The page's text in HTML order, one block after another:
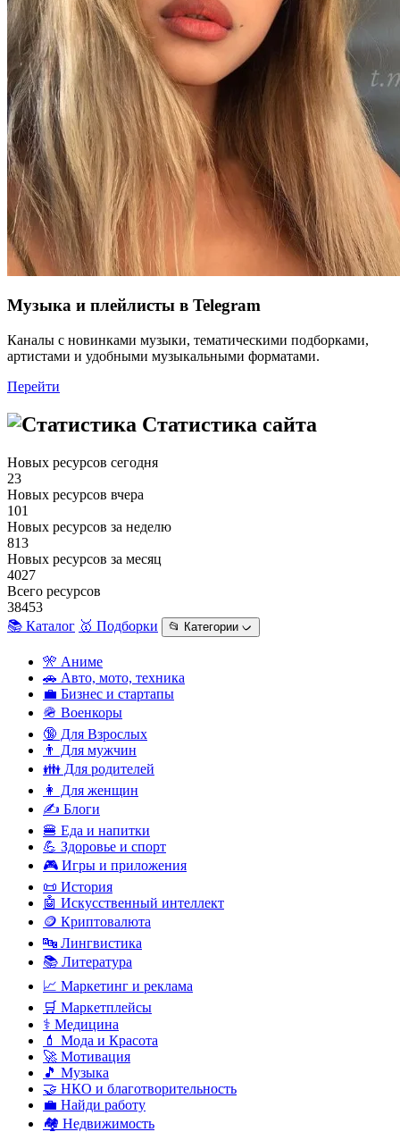
Музыка и плейлисты в Telegram
Каналы с новинками музыки, тематическими подборками,
артистами и удобными музыкальными форматами.
Перейти
Статистика сайта
Новых ресурсов сегодня
23
Новых ресурсов вчера
101
Новых ресурсов за неделю
813
Новых ресурсов за месяц
4027
Всего ресурсов
38453
📚 Каталог 🥇 Подборки 📂 Категории ᨆ
🎌 Аниме
🚗 Авто, мото, техника
💼 Бизнес и стартапы
🪖 Военкоры
🔞 Для Взрослых
👨 Для мужчин
👪 Для родителей
👩 Для женщин
✍️ Блоги
🍔 Еда и напитки
💪 Здоровье и спорт
🎮 Игры и приложения
📜 История
🤖 Искусственный интеллект
🪙 Криптовалюта
🔤 Лингвистика
📚 Литература
📈 Маркетинг и реклама
🛒 Маркетплейсы
⚕️ Медицина
💄 Мода и Красота
🚀 Мотивация
🎵 Музыка
🤝 НКО и благотворительность
💼 Найди работу
🏘️ Недвижимость